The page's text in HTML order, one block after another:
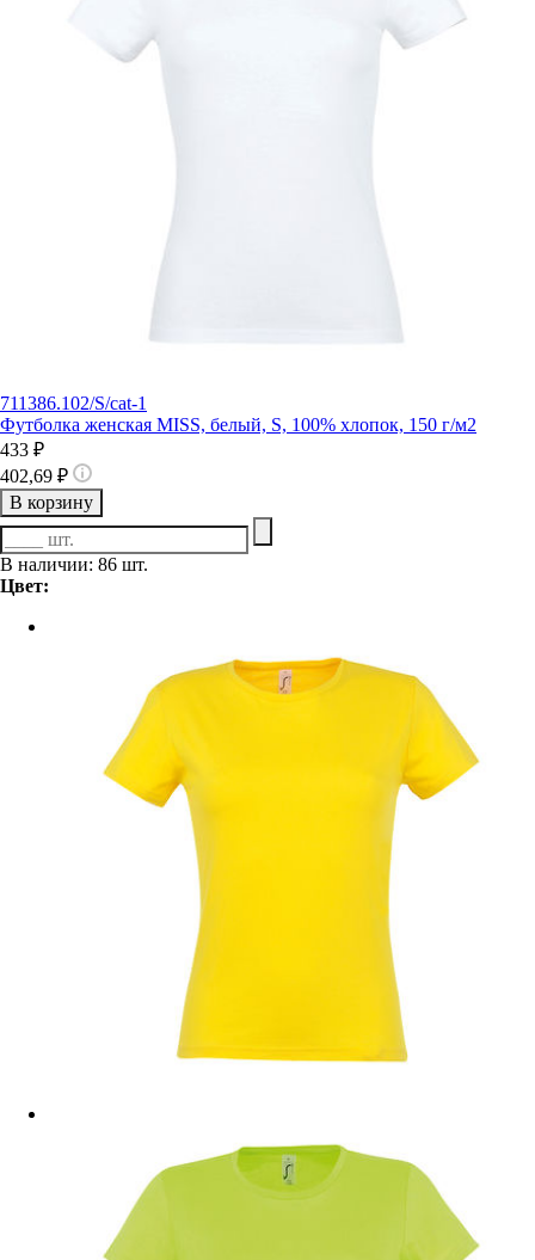
711386.102/S/cat-1
Футболка женская MISS, белый, S, 100% хлопок, 150 г/м2
433 ₽
402,69 ₽
В корзину
В наличии: 86 шт.
Цвет: